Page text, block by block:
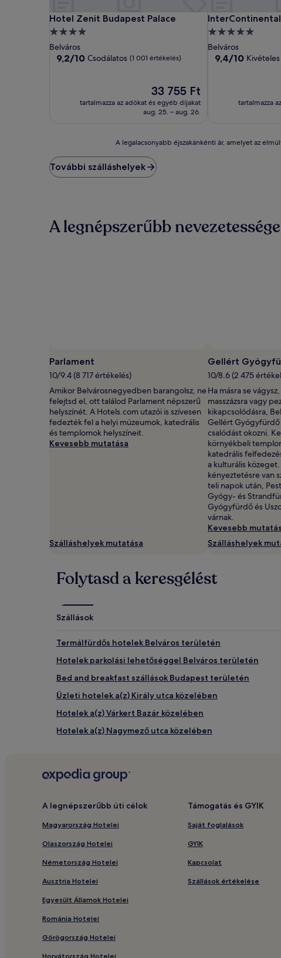
Hotel Zenit Budapest Palace
Hotel Zenit Budapest Palace
4.0
csillagos
szálláshely
Belváros
9.2
9,2/10 Csodálatos (1 001 értékelés)
Az
ár
33 755 Ft
33 755 Ft
tartalmazza az adókat és egyéb díjakat
aug. 25. – aug. 26.
InterContinental
5.0
csillagos
szálláshely
Belváros
9.4
9,4/10 Kivételes
tartalmazza
éjszakánkénti
ár,
órában
találtunk
További
feltételek
lehetnek
érvényben.
A legalacsonyabb éjszakánkénti ár, amelyet az
További szálláshelyek
A legnépszerűbb
Parlament
10/9.4 (8 717 értékelés)
Amikor Belvárosnegyedben barangolsz, ne
felejtsd el, ott találod Parlament népszerű
helyszínét. A Hotels.com utazói is szívesen
fedezték fel a helyi múzeumok, katedrális
és templomok helyszíneit.
Kevesebb mutatása
Szálláshelyek mutatása
Gellért
10/8.6 (2 475
Ha másra se
masszázsra vagy
kikapcsolódásra,
Gellért Gyógyfürdő
csalódást okozni.
környékbeli
katedrális
a kulturális
kényeztetésre van
teli napok után,
Gyógy- és
Gyógyfürdő és
várnak.
Kevesebb
Szálláshelyek
Folytasd a keresgélést
Szállások
Termálfürdős hotelek Belváros területén
Hotelek parkolási lehetőséggel Belváros területén
Bed and breakfast szállások Budapest területén
Üzleti hotelek a(z) Király utca közelében
Hotelek a(z) Várkert Bazár közelében
Hotelek a(z) Nagymező utca közelében
2 csillagos hotelek Belváros területén
Hotelek parkolási lehetőséggel Budapest területén
Hotelek a(z) Madách színház közelében
Hotelek a(z) Vörösmarty tér közelében
Hotelek a(z) Orfeum Casino közelében
A legnépszerűbb úti célok
Magyarország Hotelei
Olaszország Hotelei
Németország Hotelei
Ausztria Hotelei
Egyesült Államok Hotelei
Románia Hotelei
Görögország Hotelei
Horvátország Hotelei
Támogatás és GYIK
Saját foglalások
GYIK
Kapcsolat
Szállások értékelése